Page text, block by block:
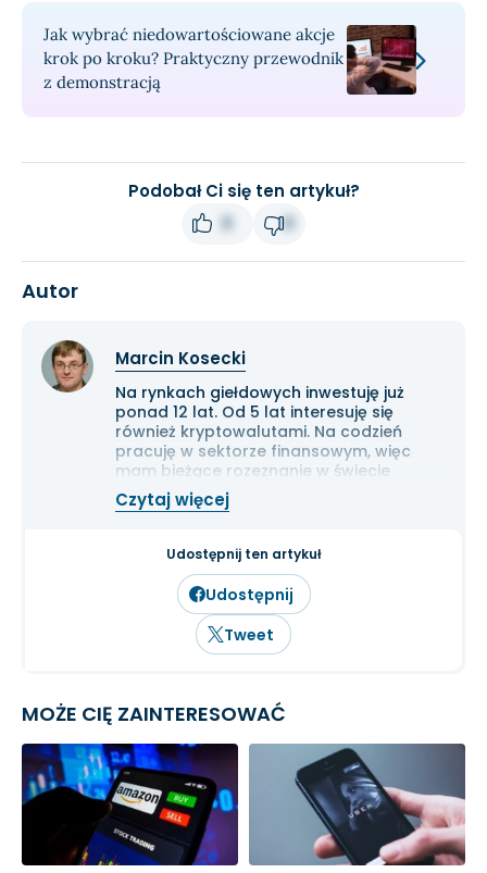
Jak wybrać niedowartościowane akcje
krok po kroku? Praktyczny przewodnik
z demonstracją
Podobał Ci się ten artykuł?
Autor
Marcin Kosecki
Na rynkach giełdowych inwestuję już
ponad 12 lat. Od 5 lat interesuję się
również kryptowalutami. Na codzień
pracuję w sektorze finansowym, więc
mam bieżące rozeznanie w świecie
gospodarki i ekonomii. Cenię przede
wszystkim solidną analizę
inwestowanie długoterminowe.
Czytaj więcej
Udostępnij ten artykuł
Udostępnij
Tweet
MOŻE CIĘ ZAINTERESOWAĆ